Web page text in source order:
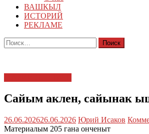
ВАШКЫЛ
ИСТОРИЙ
РЕКЛАМЕ
Найти:
Сайым аклен, сайынак
26.06.202626.06.2026 Юрий Исаков
Материалым 205 гана онченыт